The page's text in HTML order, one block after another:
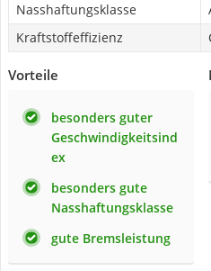
Nasshaftungsklasse
Kraftstoffeffizienz
Vorteile
besonders guter
Geschwindigkeitsind
ex
besonders gute
Nasshaftungsklasse
gute Bremsleistung